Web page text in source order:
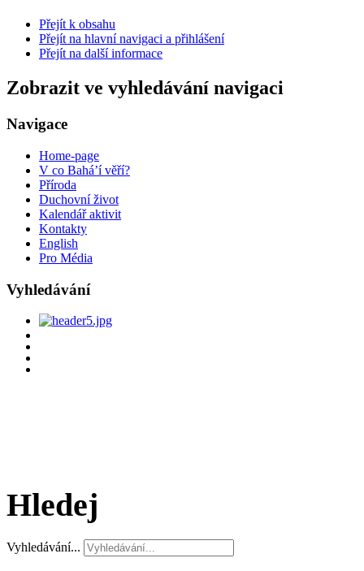
Přejít k obsahu
Přejít na hlavní navigaci a přihlášení
Přejít na další informace
Zobrazit ve vyhledávání navigaci
Navigace
Home-page
V co Bahá’í věří?
Příroda
Duchovní život
Kalendář aktivit
Kontakty
English
Pro Média
Vyhledávání
Hledej
Vyhledávání...